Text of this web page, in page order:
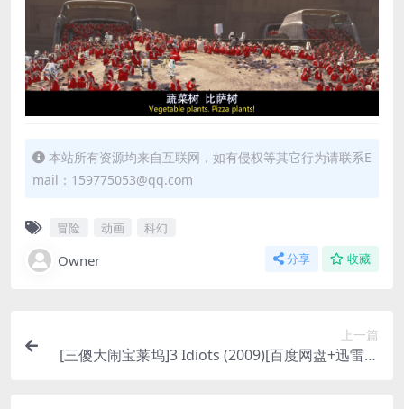
本站所有资源均来自互联网，如有侵权等其它行为请联系E
mail：159775053@qq.com
冒险 动画 科幻
Owner 分享 收藏
上一篇
[三傻大闹宝莱坞]3 Idiots (2009)[百度网盘+迅雷云